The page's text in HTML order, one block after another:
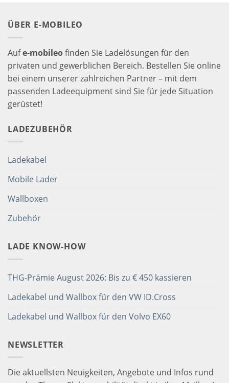
ÜBER E-MOBILEO
Aufe-mobileofinden Sie Ladelösungen für den
privaten und gewerblichen Bereich. Bestellen Sie online
bei einem unserer zahlreichen Partner – mit dem
passenden Ladeequipment sind Sie für jede Situation
gerüstet!
LADEZUBEHÖR
Ladekabel
Mobile Lader
Wallboxen
Zubehör
LADE KNOW-HOW
THG-Prämie August 2026: Bis zu € 450 kassieren
Ladekabel und Wallbox für den VW ID.Cross
Ladekabel und Wallbox für den Volvo EX60
NEWSLETTER
Die aktuellsten Neuigkeiten, Angebote und Infos rund